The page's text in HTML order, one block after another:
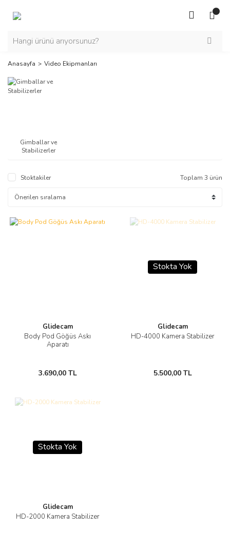
Anasayfa Video Ekipmanları
Gimballar ve
Stabilizerler
Stoktakiler Toplam 3 ürün
Glidecam
Body Pod Göğüs Askı
Aparatı
3.690,00 TL
Stokta Yok
Glidecam
HD-4000 Kamera Stabilizer
5.500,00 TL
Stokta Yok
Glidecam
HD-2000 Kamera Stabilizer